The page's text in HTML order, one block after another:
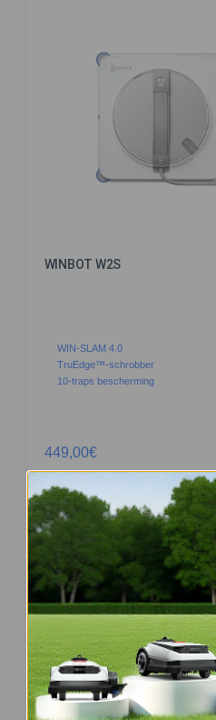
WINBOT W2S
WIN-SLAM 4.0
TruEdge™-schrobber
10-traps bescherming
449,00€
MEER INFORMATIE